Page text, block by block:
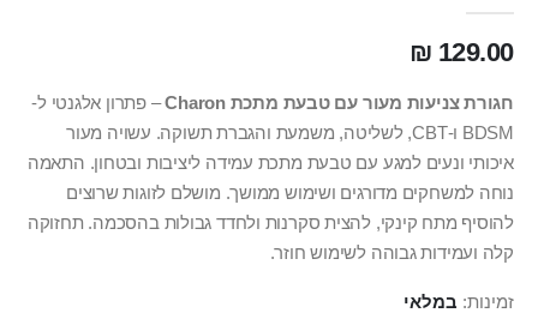
129.00 ₪
חגורת צניעות מעור עם טבעת מתכת Charon
– פתרון אלגנטי ל-
BDSM ו-CBT, לשליטה, משמעת והגברת תשוקה. עשויה מעור
איכותי ונעים למגע עם טבעת מתכת עמידה ליציבות ובטחון. התאמה
נוחה למשחקים מדורגים ושימוש ממושך. מושלם לזוגות שרוצים
להוסיף מתח קינקי, להצית סקרנות ולחדד גבולות בהסכמה. תחזוקה
קלה ועמידות גבוהה לשימוש חוזר.
זמינות: במלאי